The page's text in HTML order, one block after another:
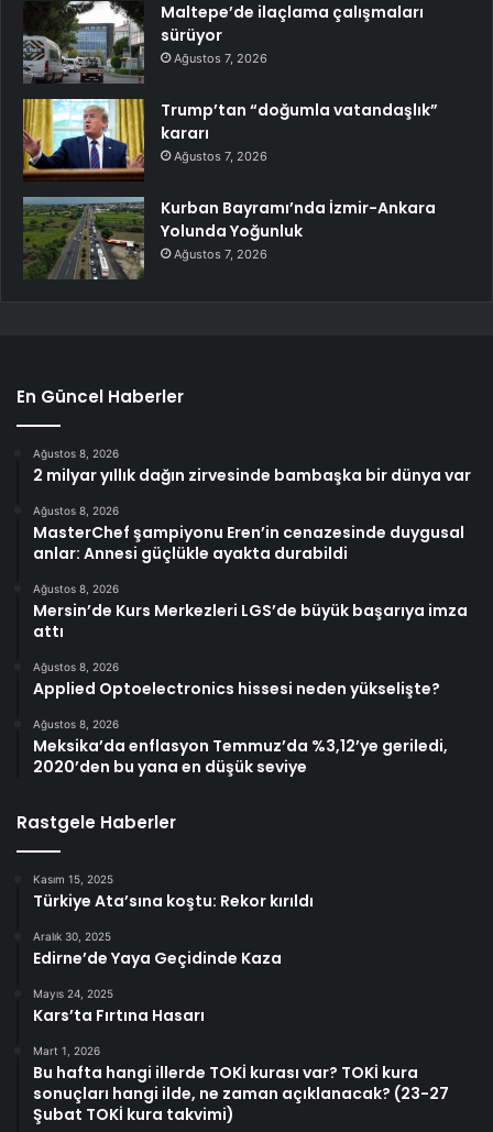
Maltepe’de ilaçlama çalışmaları
sürüyor
Ağustos 7, 2026
Trump’tan “doğumla vatandaşlık”
kararı
Ağustos 7, 2026
Kurban Bayramı’nda İzmir-Ankara
Yolunda Yoğunluk
Ağustos 7, 2026
En Güncel Haberler
Ağustos 8, 2026
2 milyar yıllık dağın zirvesinde bambaşka bir dünya var
Ağustos 8, 2026
MasterChef şampiyonu Eren’in cenazesinde duygusal
anlar: Annesi güçlükle ayakta durabildi
Ağustos 8, 2026
Mersin’de Kurs Merkezleri LGS’de büyük başarıya imza
attı
Ağustos 8, 2026
Applied Optoelectronics hissesi neden yükselişte?
Ağustos 8, 2026
Meksika’da enflasyon Temmuz’da %3,12’ye geriledi,
2020’den bu yana en düşük seviye
Rastgele Haberler
Kasım 15, 2025
Türkiye Ata’sına koştu: Rekor kırıldı
Aralık 30, 2025
Edirne’de Yaya Geçidinde Kaza
Mayıs 24, 2025
Kars’ta Fırtına Hasarı
Mart 1, 2026
Bu hafta hangi illerde TOKİ kurası var? TOKİ kura
sonuçları hangi ilde, ne zaman açıklanacak? (23-27
Şubat TOKİ kura takvimi)